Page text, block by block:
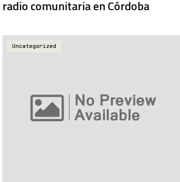
radio comunitaria en Córdoba
Uncategorized